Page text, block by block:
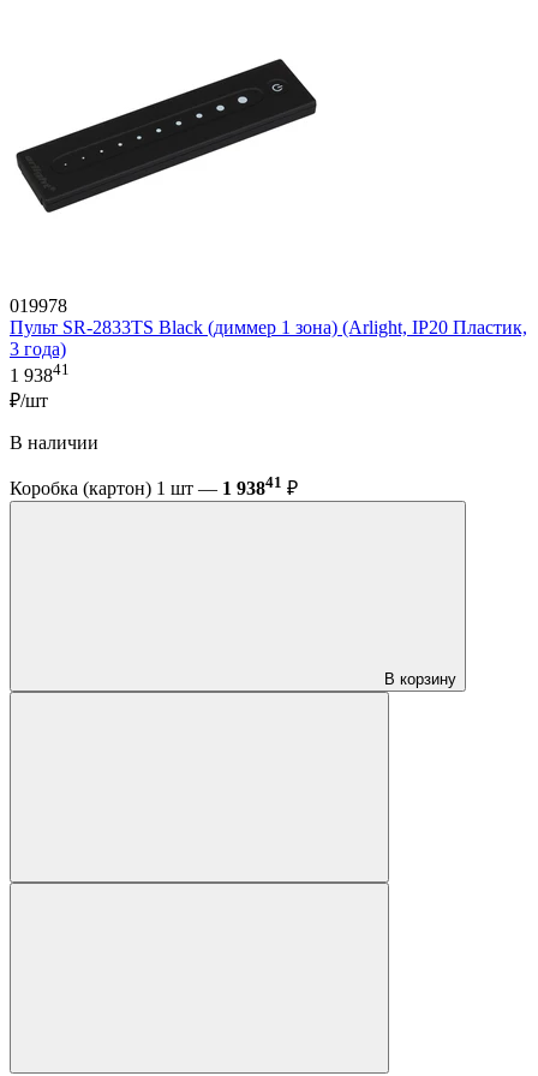
019978
Пульт SR-2833TS Black (диммер 1 зона) (Arlight, IP20 Пластик,
3 года)
1 93841
₽/шт
В наличии
Коробка (картон) 1 шт — 1 93841 ₽
В корзину